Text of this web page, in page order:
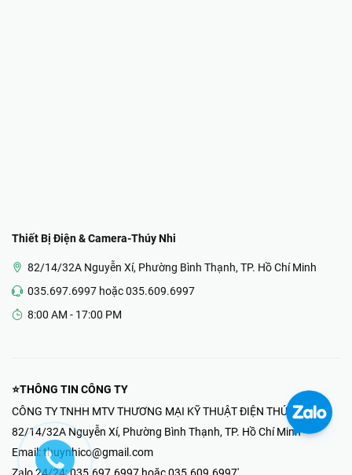
Thiết Bị Điện & Camera-Thúy Nhi
82/14/32A Nguyễn Xí, Phường Bình Thạnh, TP. Hồ Chí Minh
035.697.6997 hoặc 035.609.6997
8:00 AM - 17:00 PM
⭐THÔNG TIN CÔNG TY
CÔNG TY TNHH MTV THƯƠNG MẠI KỸ THUẬT ĐIỆN THÚY NHI
82/14/32A Nguyễn Xí, Phường Bình Thạnh, TP. Hồ Chí Minh
Email: thuynhico@gmail.com